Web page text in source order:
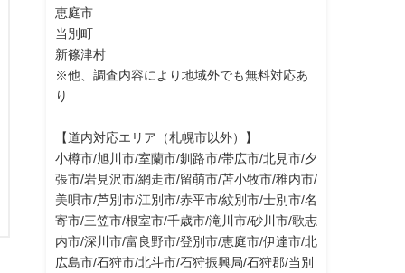
恵庭市
当別町
新篠津村
※他、調査内容により地域外でも無料対応あ
り
【道内対応エリア（札幌市以外）】
小樽市/旭川市/室蘭市/釧路市/帯広市/北見市/夕
張市/岩見沢市/網走市/留萌市/苫小牧市/稚内市/
美唄市/芦別市/江別市/赤平市/紋別市/士別市/名
寄市/三笠市/根室市/千歳市/滝川市/砂川市/歌志
内市/深川市/富良野市/登別市/恵庭市/伊達市/北
広島市/石狩市/北斗市/石狩振興局/石狩郡/当別